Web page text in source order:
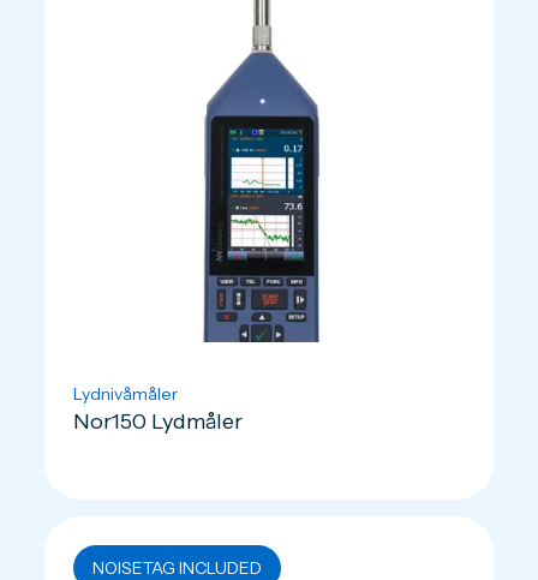
Lydnivåmåler
Nor150 Lydmåler
NOISETAG INCLUDED